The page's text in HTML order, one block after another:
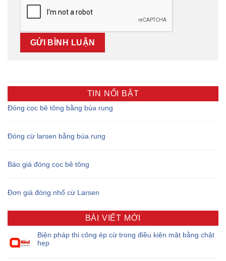
TIN NỔI BẬT
Đóng cọc bê tông bằng búa rung
Đóng cừ larsen bằng búa rung
Báo giá đóng cọc bê tông
Đơn giá đóng nhổ cừ Larsen
BÀI VIẾT MỚI
Biện pháp thi công ép cừ trong điều kiện mặt bằng chật
hẹp